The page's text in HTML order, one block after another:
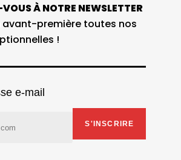
À NOTRE NEWSLETTER
avant-première toutes nos
!
e-mail
S'INSCRIRE